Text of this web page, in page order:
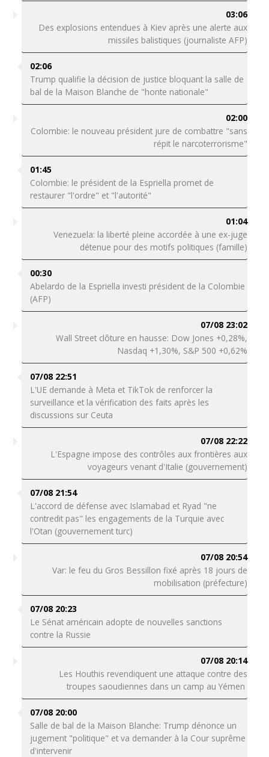
03:06
Des explosions entendues à Kiev après une alerte aux
missiles balistiques (journaliste AFP)
02:06
Trump qualifie la décision de justice bloquant la salle de
bal de la Maison Blanche de "honte nationale"
02:00
Colombie: le nouveau président jure de combattre "sans
répit le narcoterrorisme"
01:45
Colombie: le président de la Espriella promet de
restaurer "l'ordre" et "l'autorité"
01:04
Venezuela: la liberté pleine accordée à une ex-juge
détenue pour des motifs politiques (famille)
00:30
Abelardo de la Espriella investi président de la Colombie
(AFP)
07/08 23:02
Wall Street clôture en hausse: Dow Jones +0,28%,
Nasdaq +1,30%, S&P 500 +0,62%
07/08 22:51
L'UE demande à Meta et TikTok de renforcer la
surveillance et la vérification des faits après les
discussions sur Ceuta
07/08 22:22
L'Espagne impose des contrôles aux frontières aux
voyageurs venant d'Italie (gouvernement)
07/08 21:54
L'accord de défense avec Islamabad et Ryad "ne
contredit pas" les engagements de la Turquie avec
l'Otan (gouvernement turc)
07/08 20:54
Var: le feu du Gros Bessillon fixé après 18 jours de
mobilisation (préfecture)
07/08 20:23
Le Sénat américain adopte de nouvelles sanctions
contre la Russie
07/08 20:14
Les Houthis revendiquent une attaque contre des
troupes saoudiennes dans un camp au Yémen
07/08 20:00
Salle de bal de la Maison Blanche: Trump dénonce un
jugement "politique" et va demander à la Cour suprême
d'intervenir